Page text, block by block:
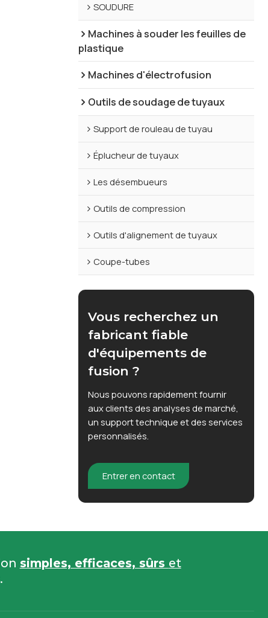
SOUDURE
Machines à souder les feuilles de
plastique
Machines d'électrofusion
Outils de soudage de tuyaux
Support de rouleau de tuyau
Éplucheur de tuyaux
Les désembueurs
Outils de compression
Outils d'alignement de tuyaux
Coupe-tubes
Vous recherchez un
fabricant fiable
d'équipements de
fusion ?
Nous pouvons rapidement fournir
aux clients des analyses de marché,
un support technique et des services
personnalisés.
Entrer en contact
simples, efficaces, sûrs et